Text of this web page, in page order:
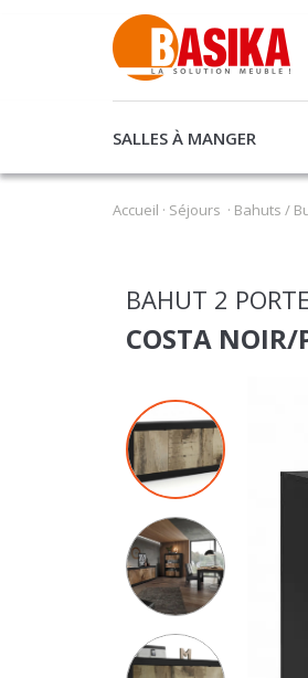
SALLES À MANGER
Accueil · Séjours · Bahuts /
BAHUT 2
COSTA NOIR/